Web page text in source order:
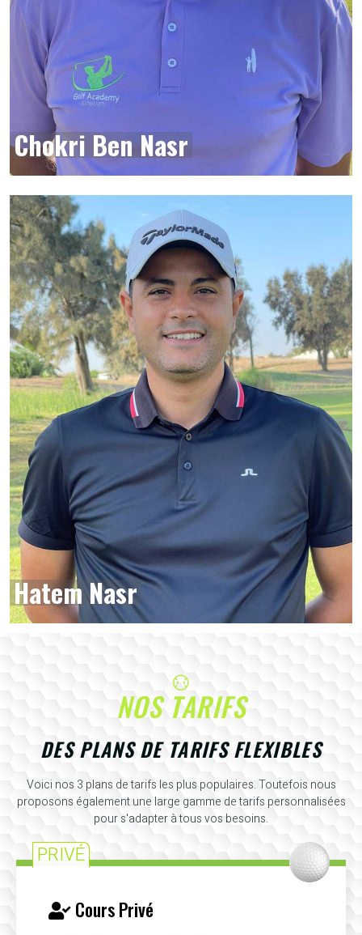
Chokri Ben Nasr
Hatem Nasr
NOS TARIFS
DES PLANS DE TARIFS FLEXIBLES
Voici nos 3 plans de tarifs les plus populaires. Toutefois nous
proposons également une large gamme de tarifs personnalisées
pour s'adapter à tous vos besoins.
PRIVÉ
Cours Privé